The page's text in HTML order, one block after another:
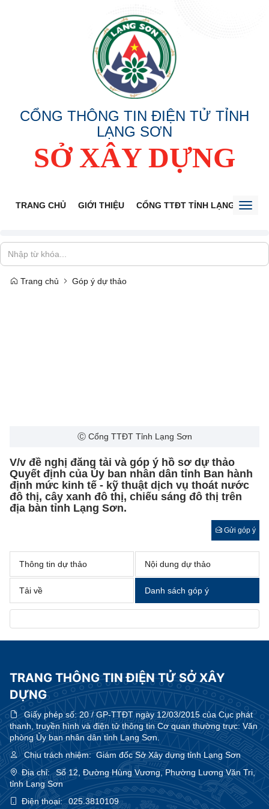
CỔNG THÔNG TIN ĐIỆN TỬ TỈNH
LẠNG SƠN
SỞ XÂY DỰNG
TRANG CHỦ GIỚI THIỆU CỔNG TTĐT TỈNH LẠNG SƠN
Trang chủ Góp ý dự thảo
Ⓒ Cổng TTĐT Tỉnh Lạng Sơn
V/v đề nghị đăng tải và góp ý hồ sơ dự thảo
Quyết định của Ủy ban nhân dân tỉnh Ban hành
định mức kinh tế - kỹ thuật dịch vụ thoát nước
đô thị, cây xanh đô thị, chiếu sáng đô thị trên
địa bàn tỉnh Lạng Sơn.
Thông tin dự thảo Nội dung dự thảo
Tải về Danh sách góp ý
Gửi góp ý
TRANG THÔNG TIN ĐIỆN TỬ SỞ XÂY
DỰNG
Giấy phép số:20 / GP-TTĐT ngày 12/03/2015 của Cục phát
thanh, truyền hình và điện tử thông tin Cơ quan thường trực: Văn
phòng Ủy ban nhân dân tỉnh Lạng Sơn.
Chịu trách nhiệm:Giám đốc Sở Xây dựng tỉnh Lạng Sơn
Địa chỉ:
Số 12, Đường Hùng Vương, Phường Lương Văn Tri,
tỉnh Lạng Sơn
Điện thoại:
025.3810109